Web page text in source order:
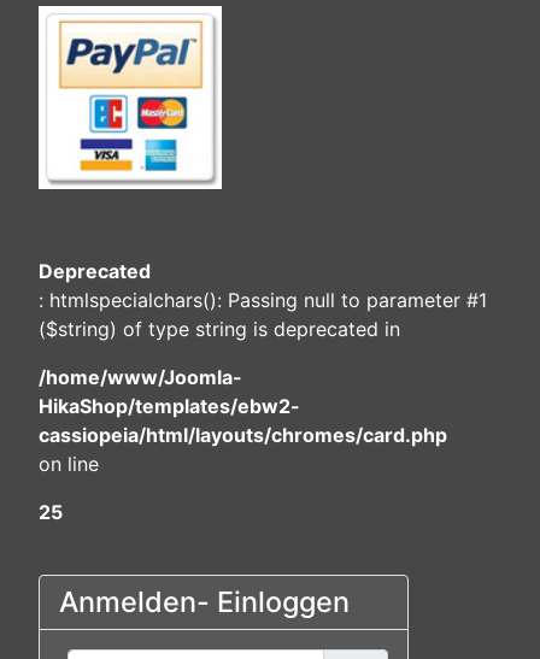
Deprecated
: htmlspecialchars(): Passing null to parameter #1
($string) of type string is deprecated in
/home/www/Joomla-
HikaShop/templates/ebw2-
cassiopeia/html/layouts/chromes/card.php
on line
25
Anmelden- Einloggen